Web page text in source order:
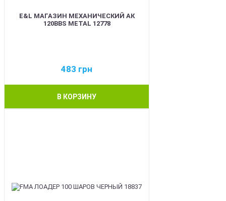
E&L МАГАЗИН МЕХАНИЧЕСКИЙ АК
120BBS METAL 12778
483 грн
В КОРЗИНУ